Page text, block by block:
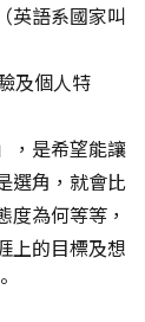
英語系國家叫
及個人特
，是希望能讓
選角，就會比
為何等等，
上的目標及想